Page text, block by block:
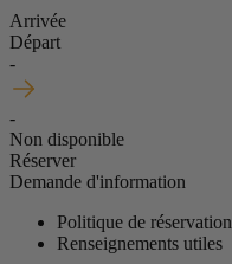
Arrivée
Départ
-
-
Non disponible
Réserver
Demande d'information
Politique de réservation
Renseignements utiles